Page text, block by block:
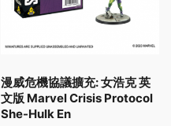
漫威危機協議擴充: 女浩克 英
文版 Marvel Crisis Protocol
She-Hulk En